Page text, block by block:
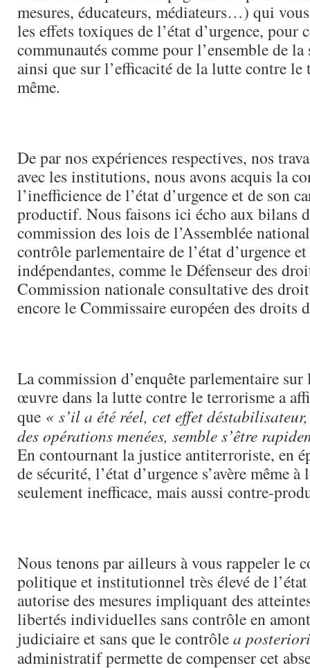
mesures, éducateurs, médiateurs…) qui
les effets toxiques de l’état d’urgence, pour
communautés comme pour l’ensemble de
ainsi que sur l’efficacité de la lutte contre
même.
De par nos expériences respectives, nos
avec les institutions, nous avons acquis la
l’inefficience de l’état d’urgence et de son
productif. Nous faisons ici écho aux bilans
commission des lois de l’Assemblée
contrôle parlementaire de l’état d’urgence
indépendantes, comme le Défenseur des
Commission nationale consultative des
encore le Commissaire européen des droits
La commission d’enquête parlementaire sur
œuvre dans la lutte contre le terrorisme a
que « s’il a été réel, cet effet
des opérations menées, semble s’être
En contournant la justice antiterroriste, en
de sécurité, l’état d’urgence s’avère même
seulement inefficace, mais aussi contre-
Nous tenons par ailleurs à vous rappeler le
politique et institutionnel très élevé de l’état
autorise des mesures impliquant des
libertés individuelles sans contrôle en
judiciaire et sans que le contrôlea posteriori
administratif permette de compenser cet